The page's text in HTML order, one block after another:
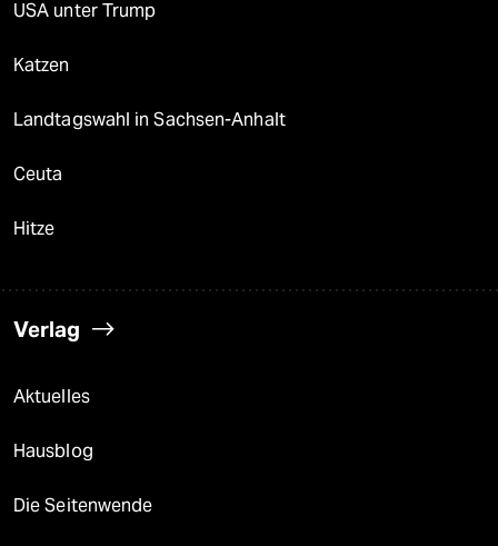
USA unter Trump
Katzen
Landtagswahl in Sachsen-Anhalt
Ceuta
Hitze
Verlag
Aktuelles
Hausblog
Die Seitenwende